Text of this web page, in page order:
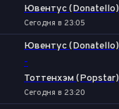
Ювентус (Donatello)
Сегодня в 23:05
Ювентус (Donatello)
-
Тоттенхэм (Popstar)
Сегодня в 23:20